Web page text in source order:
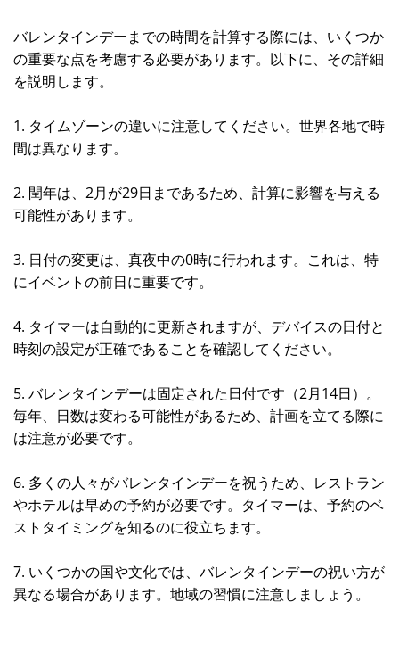
バレンタインデーまでの時間を計算する際には、いくつか
の重要な点を考慮する必要があります。以下に、その詳細
を説明します。
1. タイムゾーンの違いに注意してください。世界各地で時
間は異なります。
2. 閏年は、2月が29日まであるため、計算に影響を与える
可能性があります。
3. 日付の変更は、真夜中の0時に行われます。これは、特
にイベントの前日に重要です。
4. タイマーは自動的に更新されますが、デバイスの日付と
時刻の設定が正確であることを確認してください。
5. バレンタインデーは固定された日付です（2月14日）。
毎年、日数は変わる可能性があるため、計画を立てる際に
は注意が必要です。
6. 多くの人々がバレンタインデーを祝うため、レストラン
やホテルは早めの予約が必要です。タイマーは、予約のベ
ストタイミングを知るのに役立ちます。
7. いくつかの国や文化では、バレンタインデーの祝い方が
異なる場合があります。地域の習慣に注意しましょう。